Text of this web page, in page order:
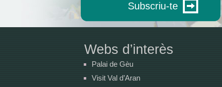
Subscriu-te
Webs d’interès
Palai de Gèu
Visit Val d’Aran